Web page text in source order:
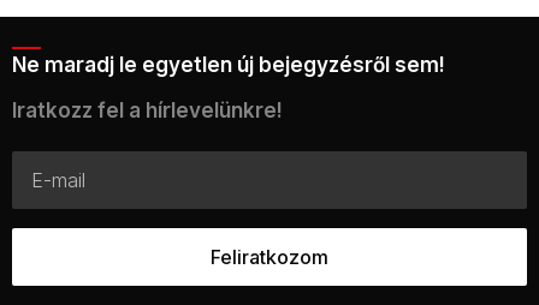
Ne maradj le egyetlen új bejegyzésről sem!
Iratkozz fel a hírlevelünkre!